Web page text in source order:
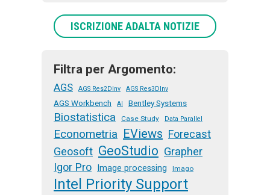
ISCRIZIONE ADALTA NOTIZIE
Filtra per Argomento:
AGS AGS Res2DInv AGS Res3DInv
AGS Workbench AI Bentley Systems
Biostatistica Case Study Data Parallel
Econometria EViews Forecast
Geosoft GeoStudio Grapher
Igor Pro
Image processing Imago
Intel Priority Support